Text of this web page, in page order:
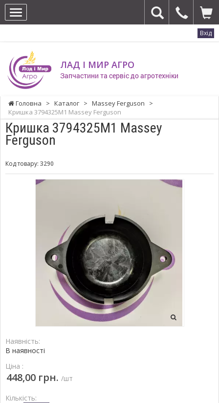
Вхід
ЛАД І МИР АГРО
Запчастини та сервіс до агротехніки
Головна > Каталог > Massey Ferguson
>
Кришка 3794325M1 Massey Ferguson
Кришка 3794325M1 Massey
Ferguson
Код товару: 3290
Наявність:
В наявності
Ціна :
448,00 грн. /шт
Кількість: